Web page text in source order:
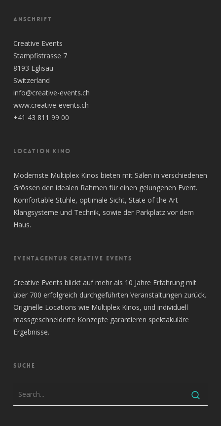
ANSCHRIFT
Creative Events
Stampfistrasse 7
8193 Eglisau
Switzerland
info@creative-events.ch
www.creative-events.ch
+41 43 811 99 00
LOCATION KINO
Modernste Multiplex Kinos bieten mit Sälen in verschiedenen
Grössen den idealen Rahmen für einen gelungenen Event.
Komfortable Stühle, optimale Sicht, State of the Art
Klangsysteme und Technik, sowie der Parkplatz vor dem
Haus.
EVENTAGENTUR CREATIVE EVENTS
Creative Events blickt auf mehr als 10 Jahre Erfahrung mit
über 700 erfolgreich durchgeführten Veranstaltungen zurück.
Originelle Locations wie Multiplex Kinos, und individuell
massgeschneiderte Konzepte garantieren spektakuläre
Ergebnisse.
SUCHE